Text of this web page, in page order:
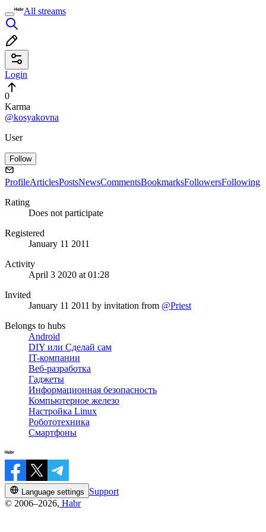
All streams
Login
0
Karma
@kosyakovna
User
Follow
ProfileArticlesPostsNewsCommentsBookmarksFollowersFollowing
Rating
Does not participate
Registered
January 11 2011
Activity
April 3 2020 at 01:28
Invited
January 11 2011 by invitation from @Priest
Belongs to hubs
Android
DIY или Сделай сам
IT-компании
Веб-разработка
Гаджеты
Информационная безопасность
Компьютерное железо
Настройка Linux
Робототехника
Смартфоны
Language settings
Support
© 2006–2026, Habr